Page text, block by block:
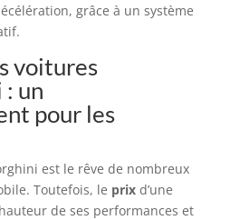
grâce à un système
voitures
un
pour les
est le rêve de nombreux
Toutefois, le prixd’une
de ses performances et